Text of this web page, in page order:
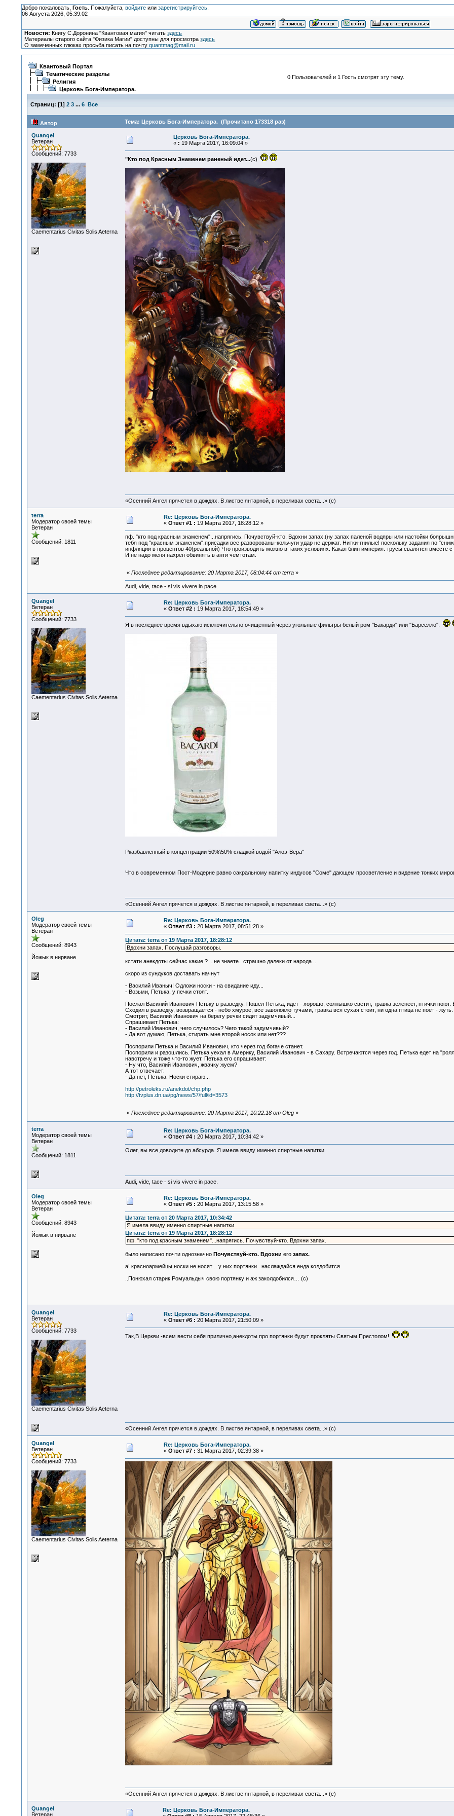
Добро пожаловать, Гость. Пожалуйста, войдитеили зарегистрируйтесь.
06 Августа 2026, 05:39:02
Новости: Книгу С.Доронина "Квантовая магия" читатьздесь
Материалы старого сайта "Физика Магии" доступны для просмотраздесь
О замеченных глюках просьба писать на почтуquantmag@mail.ru
Квантовый Портал
Тематические разделы
Религия
Церковь Бога-Императора.
0 Пользователей и 1 Гость смотрят эту тему.
Страниц: [1] 2 3 ... 6 Все
Автор Тема: Церковь Бога-Императора. (Прочитано 173318 раз)
Quangel
Ветеран
Сообщений: 7733
Сaementarius Civitas Solis Aeterna
Церковь Бога-Императора.
« : 19 Марта 2017, 16:09:04 »
"Кто под Красным Знаменем раненый идет...(с)
«Осенний Ангел прячется в дождях. В листве янтарной, в переливах света...» (c)
terra
Модератор своей темы
Ветеран
Сообщений: 1811
Re: Церковь Бога-Императора.
« Ответ #1 : 19 Марта 2017, 18:28:12 »
пф. "кто под красным знаменем"...напрягись. Почувствуй-кто. Вдохни запах.(ну запах паленой водяры или настойки
тебя под "красным знаменем".присадки все разворованы-кольчуги удар не держат. Нитки-гнилые! поскольку задания по
инфляции в процентов 40(реальной) Что производить можно в таких условиях. Какая блин империя. трусы свалятся вместе с
И не надо меня нахрен обвинять в анти чемтотам.
« Последнее редактирование: 20 Марта 2017, 08:04:44 от terra»
Audi, vide, tace - si vis vivere in pace.
Quangel
Ветеран
Сообщений: 7733
Сaementarius Civitas Solis Aeterna
Re: Церковь Бога-Императора.
« Ответ #2 : 19 Марта 2017, 18:54:49 »
Я в последнее время вдыхаю исключительно очищенный через угольные фильтры белый ром "Бакарди" или "Барселло".
Рказбавленный в концентрации 50%\50% сладкой водой "Алоэ-Вера"
Что в современном Пост-Модерне равно сакральному напитку индусов "Соме",дающем просветление и видение тонких
«Осенний Ангел прячется в дождях. В листве янтарной, в переливах света...» (c)
Oleg
Модератор своей темы
Ветеран
Сообщений: 8943
Йожык в нирване
Re: Церковь Бога-Императора.
« Ответ #3 : 20 Марта 2017, 08:51:28 »
Цитата: terra от 19 Марта 2017, 18:28:12
Вдохни запах. Послушай разговоры.
кстати анекдоты сейчас какие ? .. не знаете.. страшно далеки от народа ..
скоро из сундуков доставать начнут
- Василий Иваныч! Одложи носки - на свидание иду...
- Возьми, Петька, у печки стоят.
Послал Василий Иванович Петьку в разведку. Пошел Петька, идет - хорошо, солнышко светит, травка зеленеет, птички поют.
Сходил в разведку, возвращается - небо хмурое, все заволокло тучами, травка вся сухая стоит, ни одна птица не поет - жуть.
Смотрит, Василий Иванович на берегу речки сидит задумчивый...
Спрашивает Петька:
- Василий Иванович, чего случилось? Чего такой задумчивый?
- Да вот думаю, Петька, стирать мне второй носок или нет???
Поспорили Петька и Василий Иванович, кто через год богаче станет.
Поспорили и разошлись. Петька уехал в Америку, Василий Иванович - в Сахару. Встречаются через год. Петька едет на
навстречу и тоже что-то жует. Петька его спрашивает:
- Ну что, Василий Иванович, жвачку жуем?
А тот отвечает:
- Да нет, Петька. Носки стираю...
http://petroleks.ru/anekdot/chp.php
http://tvplus.dn.ua/pg/news/57/full/id=3573
« Последнее редактирование: 20 Марта 2017, 10:22:18 от Oleg»
terra
Модератор своей темы
Ветеран
Сообщений: 1811
Re: Церковь Бога-Императора.
« Ответ #4 : 20 Марта 2017, 10:34:42 »
Олег, вы все доводите до абсурда. Я имела ввиду именно спиртные напитки.
Audi, vide, tace - si vis vivere in pace.
Oleg
Модератор своей темы
Ветеран
Сообщений: 8943
Йожык в нирване
Re: Церковь Бога-Императора.
« Ответ #5 : 20 Марта 2017, 13:15:58 »
Цитата: terra от 20 Марта 2017, 10:34:42
Я имела ввиду именно спиртные напитки.
Цитата: terra от 19 Марта 2017, 18:28:12
пф. "кто под красным знаменем"...напрягись. Почувствуй-кто. Вдохни запах.
было написано почти однозначно Почувствуй-кто. Вдохни его запах.
а! красноармейцы носки не носят .. у них портянки.. наслаждайся енда колдобится
..Понюхал старик Ромуальдыч свою портянку и аж заколдобился… (с)
Quangel
Ветеран
Сообщений: 7733
Сaementarius Civitas Solis Aeterna
Re: Церковь Бога-Императора.
« Ответ #6 : 20 Марта 2017, 21:50:09 »
Так,В Церкви -всем вести себя прилично,анекдоты про портянки будут прокляты Святым Престолом!
«Осенний Ангел прячется в дождях. В листве янтарной, в переливах света...» (c)
Quangel
Ветеран
Сообщений: 7733
Сaementarius Civitas Solis Aeterna
Re: Церковь Бога-Императора.
« Ответ #7 : 31 Марта 2017, 02:39:38 »
«Осенний Ангел прячется в дождях. В листве янтарной, в переливах света...» (c)
Quangel
Ветеран
Re: Церковь Бога-Императора.